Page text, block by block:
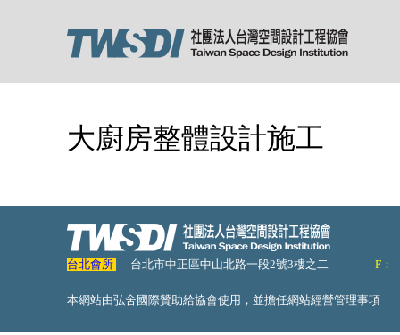
大廚房整體設計施工
台北會所 台北市中正區中山北路一段2號3樓之二 F：
本網站由弘舍國際贊助給協會使用，並擔任網站經營管理事項